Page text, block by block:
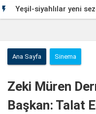
 Yeşil-siyahlılar yeni
Ana Sayfa Sinema
Zeki Müren
Başkan: Talat